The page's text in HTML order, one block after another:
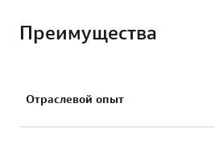
Преимущества
Отраслевой опыт